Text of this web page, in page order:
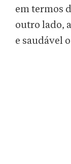
em termos
outro lado,
e saudável